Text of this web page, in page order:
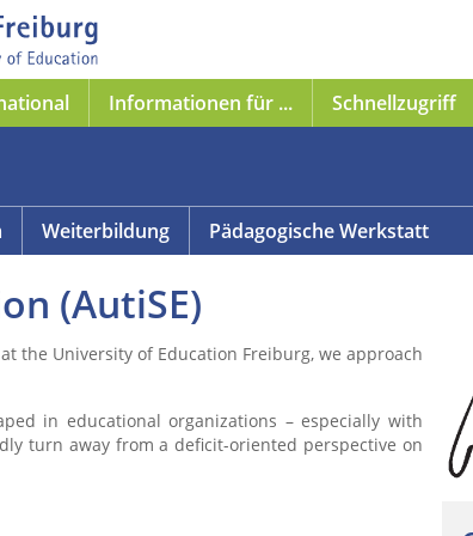
Informationen für ... Schnellzugriff
Weiterbildung Pädagogische Werkstatt
(AutiSE)
the University of Education Freiburg, we approach
in educational organizations – especially with
turn away from a deficit-oriented perspective on